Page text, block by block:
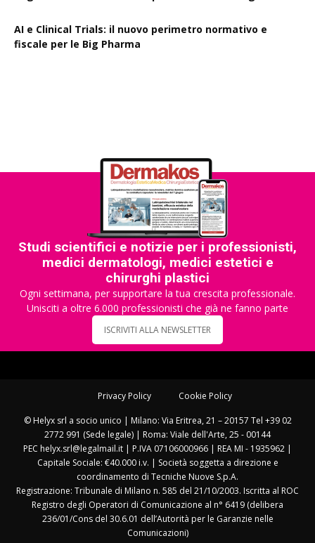
AI e Clinical Trials: il nuovo perimetro normativo e
fiscale per le Big Pharma
Studi scientifici e notizie per i professionisti,
medici dermatologi, medici estetici e
chirurghi plastici
Ogni settimana, per supportare la tua crescita professionale.
Unisciti a oltre 6.000 professionisti che già ne fanno parte
ISCRIVITI ALLA NEWSLETTER
Privacy Policy Cookie Policy
© Helyx srl a socio unico | Milano: Via Eritrea, 21 – 20157 Tel +39 02
2772 991 (Sede legale) | Roma: Viale dell'Arte, 25 - 00144
PEC helyx.srl@legalmail.it | P.IVA 07106000966 | REA MI - 1935962 |
Capitale Sociale: €40.000 i.v. | Società soggetta a direzione e
coordinamento di Tecniche Nuove S.p.A.
Registrazione: Tribunale di Milano n. 585 del 21/10/2003. Iscritta al ROC
Registro degli Operatori di Comunicazione al n° 6419 (delibera
236/01/Cons del 30.6.01 dell’Autorità per le Garanzie nelle
Comunicazioni)